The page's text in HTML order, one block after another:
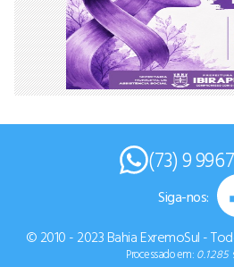
(73) 9
© 2010 - 2023 Bahia ExremoSul -
Processado em: 0.1285
Siga-nos: